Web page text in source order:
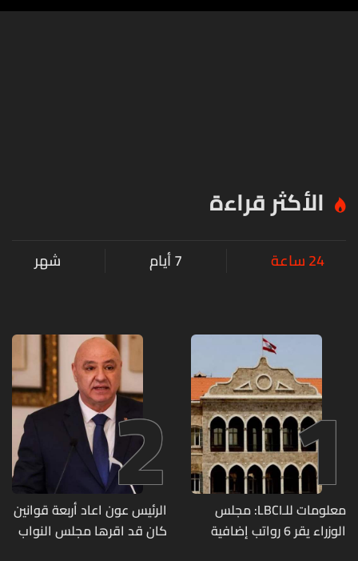
الأكثر قراءة
24 ساعة 7 أيام شهر
1
معلومات للـLBCI: مجلس
الوزراء يقر 6 رواتب إضافية
2
الرئيس عون اعاد أربعة قوانين
كان قد اقرها مجلس النواب